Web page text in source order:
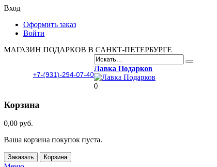
Вход
Оформить заказ
Войти
МАГАЗИН ПОДАРКОВ В САНКТ-ПЕТЕРБУРГЕ
+7-(931)-294-07-40
Лавка Подарков
0
Корзина
0,00 руб.
Ваша корзина покупок пуста.
Заказать Корзина